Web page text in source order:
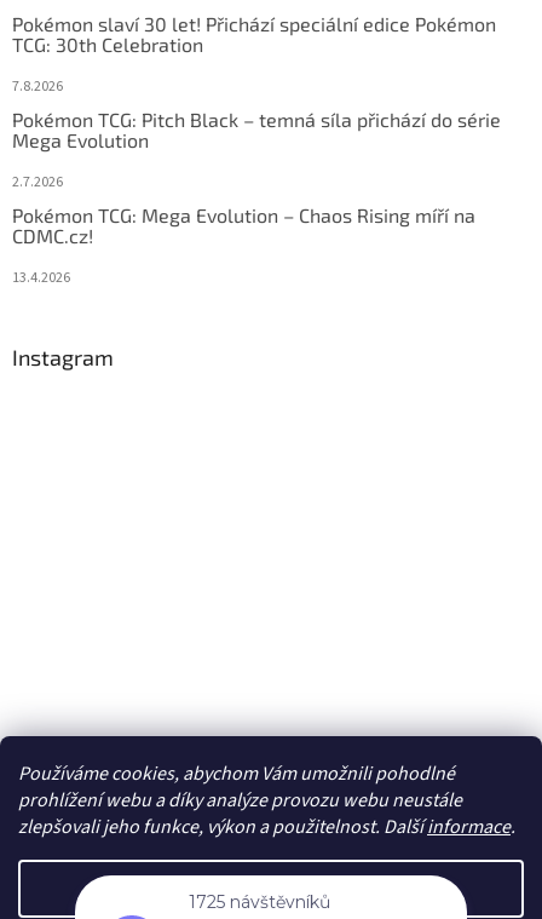
Používáme cookies, abychom Vám umožnili pohodlné
prohlížení webu a díky analýze provozu webu neustále
zlepšovali jeho funkce, výkon a použitelnost. Dalšíinformace.
Nastavení
Pokémon slaví 30 let! Přichází speciální edice Pokémon
TCG: 30th Celebration
7.8.2026
Pokémon TCG: Pitch Black – temná síla přichází do série
Mega Evolution
2.7.2026
Pokémon TCG: Mega Evolution – Chaos Rising míří na
CDMC.cz!
13.4.2026
Instagram
Sledovat na Instagramu
Vytvořil Shoptet
1725 návštěvníků